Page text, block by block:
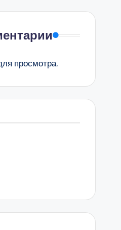
просмотра.